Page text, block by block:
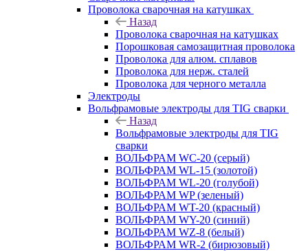
Проволока сварочная на катушках
Назад
Проволока сварочная на катушках
Порошковая самозащитная проволока
Проволока для алюм. сплавов
Проволока для нерж. сталей
Проволока для черного металла
Электроды
Вольфрамовые электроды для TIG сварки
Назад
Вольфрамовые электроды для TIG
сварки
ВОЛЬФРАМ WC-20 (серый)
ВОЛЬФРАМ WL-15 (золотой)
ВОЛЬФРАМ WL-20 (голубой)
ВОЛЬФРАМ WP (зеленый)
ВОЛЬФРАМ WT-20 (красный)
ВОЛЬФРАМ WY-20 (синий)
ВОЛЬФРАМ WZ-8 (белый)
ВОЛЬФРАМ WR-2 (бирюзовый)